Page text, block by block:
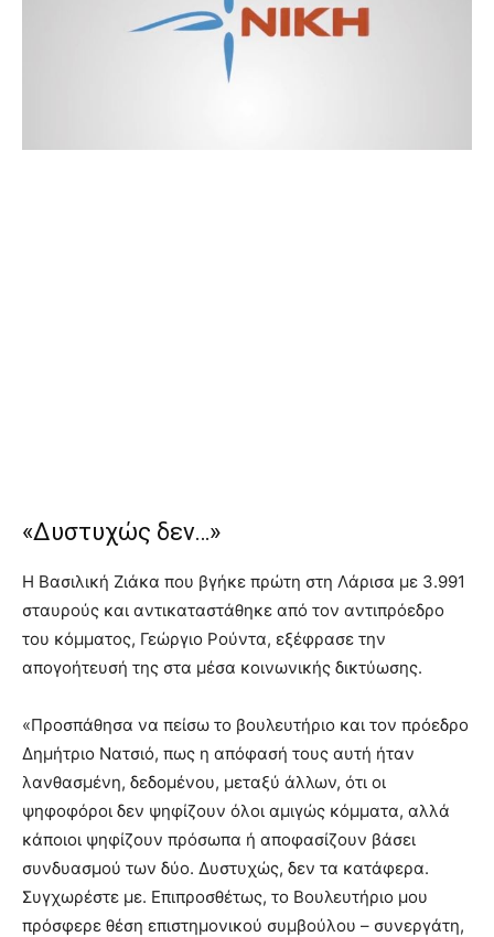
«Δυστυχώς δεν…»
Η Βασιλική Ζιάκα που βγήκε πρώτη στη Λάρισα με 3.991
σταυρούς και αντικαταστάθηκε από τον αντιπρόεδρο
του κόμματος, Γεώργιο Ρούντα, εξέφρασε την
απογοήτευσή της στα μέσα κοινωνικής δικτύωσης.
«Προσπάθησα να πείσω το βουλευτήριο και τον πρόεδρο
Δημήτριο Νατσιό, πως η απόφασή τους αυτή ήταν
λανθασμένη, δεδομένου, μεταξύ άλλων, ότι οι
ψηφοφόροι δεν ψηφίζουν όλοι αμιγώς κόμματα, αλλά
κάποιοι ψηφίζουν πρόσωπα ή αποφασίζουν βάσει
συνδυασμού των δύο. Δυστυχώς, δεν τα κατάφερα.
Συγχωρέστε με. Επιπροσθέτως, το Βουλευτήριο μου
πρόσφερε θέση επιστημονικού συμβούλου – συνεργάτη,